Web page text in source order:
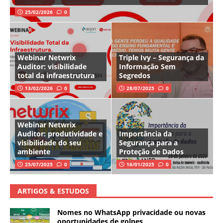
25/02/2026 0
Webinar Netwrix
Auditor: visibilidade
total da infraestrutura
13/02/2026 0
Triple Ivy – Segurança da
Informação Sem
Segredos
28/07/2025 0
Webinar Netwrix
Auditor: produtividade e
visibilidade do seu
ambiente
25/07/2025 0
Importância da
Segurança para a
Proteção de Dados
16/01/2025 0
ARTIGOS & ESTUDOS
Nomes no WhatsApp privacidade ou novas
oportunidades de golpes